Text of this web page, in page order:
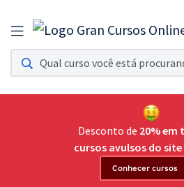
Assinatura Ilimitada 11
Acesso a todos os cursos. Teste grátis por 7 dias!
Assinatura OAB Até Passar
Acesso ilimitado a toda preparação para o
Desconto de 20% em
cursos avulsos do site
Conhecer cursos